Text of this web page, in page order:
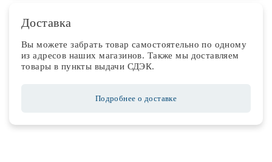
Доставка
Вы можете забрать товар самостоятельно по одному
из адресов наших магазинов. Также мы доставляем
товары в пункты выдачи СДЭК.
Подробнее о доставке